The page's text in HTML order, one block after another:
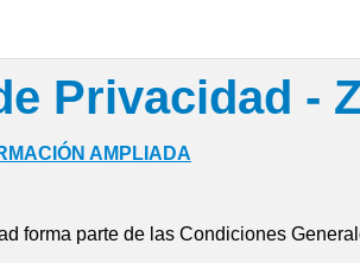
Privacidad -
AMPLIADA
forma parte de las Condiciones